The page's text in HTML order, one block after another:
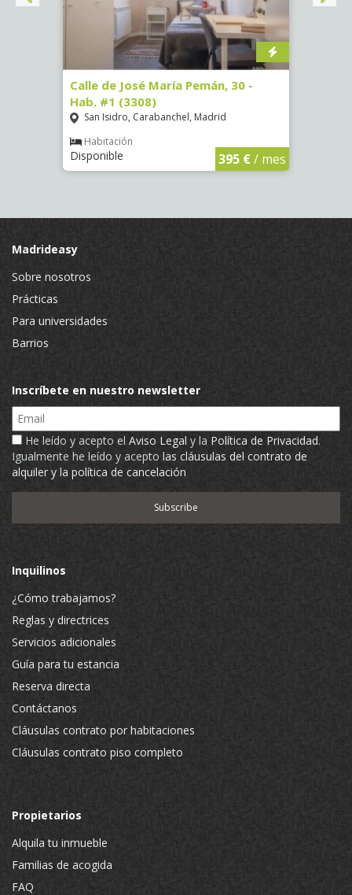
Calle de José María Pemán, 30 -
Hab. #1 (3308)
San Isidro, Carabanchel, Madrid
Habitación
Disponible 395 €/ mes
Madrideasy
Sobre nosotros
Prácticas
Para universidades
Barrios
Inscríbete en nuestro newsletter
Email
He leído y acepto el Aviso Legal y la Política de Privacidad.
Igualmente he leído y acepto las cláusulas del contrato de
alquiler y la política de cancelación
Inquilinos
¿Cómo trabajamos?
Reglas y directrices
Servicios adicionales
Guía para tu estancia
Reserva directa
Contáctanos
Cláusulas contrato por habitaciones
Cláusulas contrato piso completo
Propietarios
Alquila tu inmueble
Familias de acogida
FAQ